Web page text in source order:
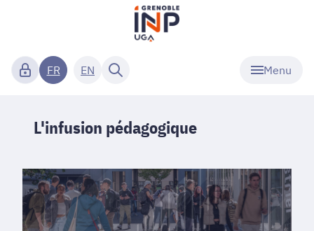
Menu
FR EN
L'infusion pédagogique